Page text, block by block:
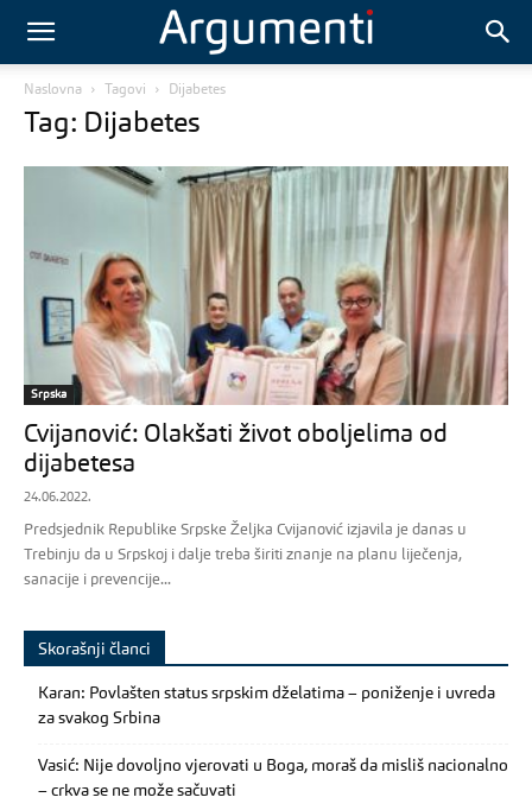
Naslovna Tagovi Dijabetes
Tag: Dijabetes
Srpska
Cvijanović: Olakšati život oboljelima od
dijabetesa
24.06.2022.
Predsjednik Republike Srpske Željka Cvijanović izjavila je danas u
Trebinju da u Srpskoj i dalje treba širiti znanje na planu liječenja,
sanacije i prevencije...
Skorašnji članci
Karan: Povlašten status srpskim dželatima – poniženje i uvreda
za svakog Srbina
Vasić: Nije dovoljno vjerovati u Boga, moraš da misliš nacionalno
– crkva se ne može sačuvati